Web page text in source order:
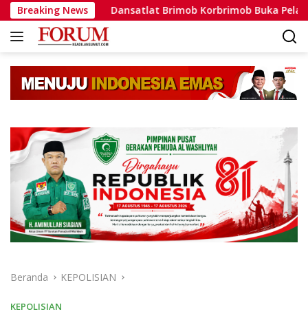
Langsung
ke
konten
Breaking NewsDansatlat Brimob Korbrimob Buka Pelatihan
Beranda KEPOLISIAN
KEPOLISIAN